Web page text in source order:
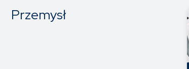
Przemysł